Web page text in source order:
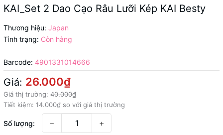
KAI_Set 2 Dao Cạo Râu Lưỡi Kép KAI Besty
Thương hiệu: Japan
Tình trạng: Còn hàng
Barcode: 4901331014666
Giá: 26.000₫
Giá thị trường: 40.000₫
Tiết kiệm: 14.000₫ so với giá thị trường
Số lượng: − +